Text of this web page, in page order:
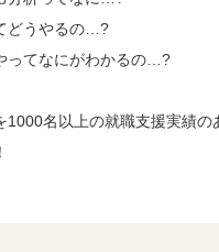
どうやるの…?
ってなにがわかるの…?
1000名以上の就職支援実績の